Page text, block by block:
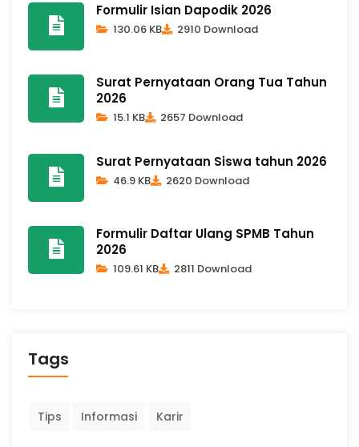
Formulir Isian Dapodik 2026
130.06 KB 2910 Download
Surat Pernyataan Orang Tua Tahun
2026
15.1 KB 2657 Download
Surat Pernyataan Siswa tahun 2026
46.9 KB 2620 Download
Formulir Daftar Ulang SPMB Tahun
2026
109.61 KB 2811 Download
Tags
Tips Informasi Karir